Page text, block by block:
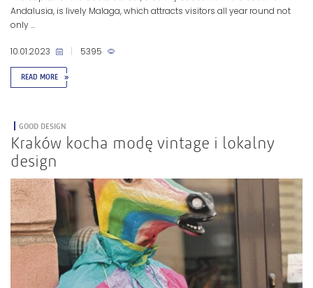
Andalusia, is lively Malaga, which attracts visitors all year round not
only ...
READ MORE »
10.01.2023 5395
GOOD DESIGN
Kraków kocha modę vintage i lokalny
design